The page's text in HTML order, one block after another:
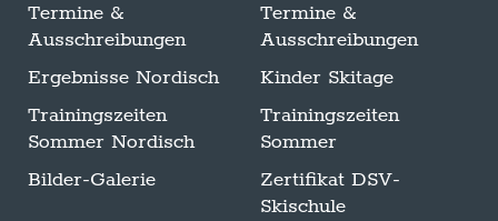
Termine &
Ausschreibungen
Ergebnisse Nordisch
Trainingszeiten
Sommer Nordisch
Bilder-Galerie
Termine &
Ausschreibungen
Kinder Skitage
Trainingszeiten
Sommer
Zertifikat DSV-
Skischule